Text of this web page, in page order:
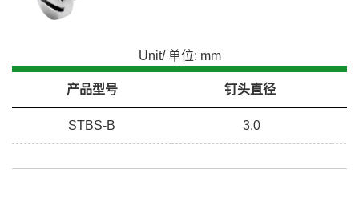
Unit/ 单位: mm
产品型号 钉头直径
STBS-B 3.0